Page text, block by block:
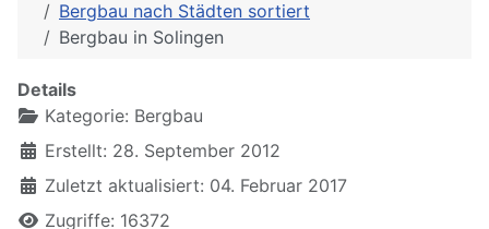
Bergbau nach Städten sortiert
Bergbau in Solingen
Details
Kategorie: Bergbau
Erstellt: 28. September 2012
Zuletzt aktualisiert: 04. Februar 2017
Zugriffe: 16372